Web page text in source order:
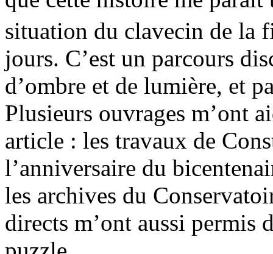
situation du clavecin de la
jours. C’est un parcours
d’ombre et de lumière, et
Plusieurs ouvrages m’ont
article : les travaux de
l’anniversaire du
les archives du
directs m’ont aussi permis